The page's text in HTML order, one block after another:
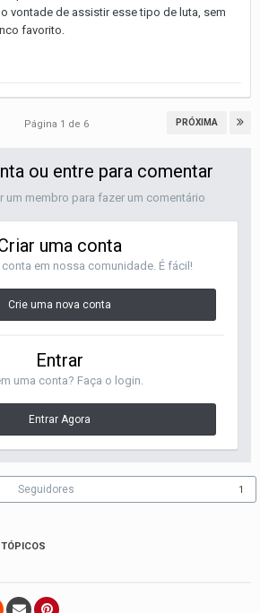
vontade de assistir esse tipo de luta, sem
favorito.
PRÓXIMA
Página 1 de 6
ou entre para comentar
um membro para fazer um comentário
uma conta
conta em nossa comunidade. É fácil!
Crie uma nova conta
Entrar
uma conta? Faça o login.
Entrar Agora
Seguidores 1